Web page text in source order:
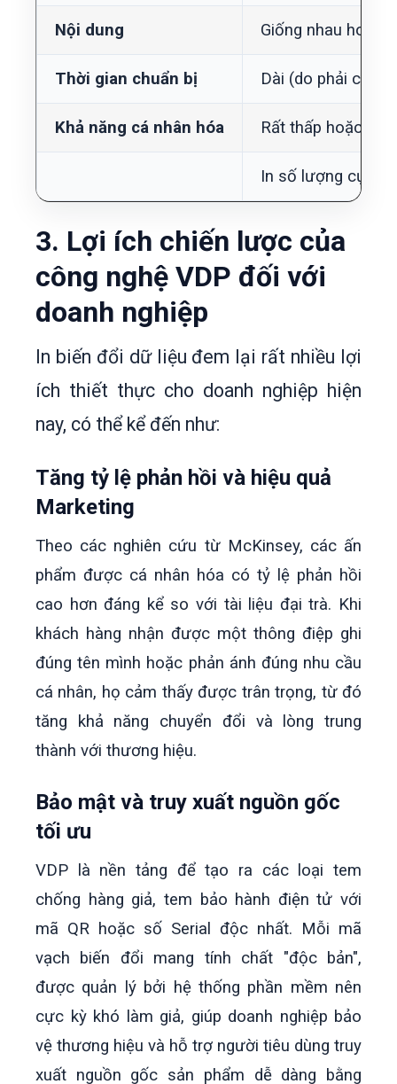
Nội dung Giống nhau hoàn
Thời gian chuẩn bị Dài (do phải chế
Khả năng cá nhân hóa Rất thấp hoặc
In số lượng cực
3. Lợi ích chiến lược của
công nghệ VDP đối với
doanh nghiệp
In biến đổi dữ liệu đem lại rất nhiều lợi
ích thiết thực cho doanh nghiệp hiện
nay, có thể kể đến như:
Tăng tỷ lệ phản hồi và hiệu quả
Marketing
Theo các nghiên cứu từ McKinsey, các ấn
phẩm được cá nhân hóa có tỷ lệ phản hồi
cao hơn đáng kể so với tài liệu đại trà. Khi
khách hàng nhận được một thông điệp ghi
đúng tên mình hoặc phản ánh đúng nhu cầu
cá nhân, họ cảm thấy được trân trọng, từ đó
tăng khả năng chuyển đổi và lòng trung
thành với thương hiệu.
Bảo mật và truy xuất nguồn gốc
tối ưu
VDP là nền tảng để tạo ra các loại tem
chống hàng giả, tem bảo hành điện tử với
mã QR hoặc số Serial độc nhất. Mỗi mã
vạch biến đổi mang tính chất "độc bản",
được quản lý bởi hệ thống phần mềm nên
cực kỳ khó làm giả, giúp doanh nghiệp bảo
vệ thương hiệu và hỗ trợ người tiêu dùng truy
xuất nguồn gốc sản phẩm dễ dàng bằng